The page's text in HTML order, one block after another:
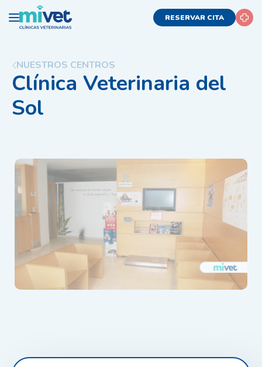
RESERVAR CITA
NUESTROS CENTROS
Clínica Veterinaria del
Sol